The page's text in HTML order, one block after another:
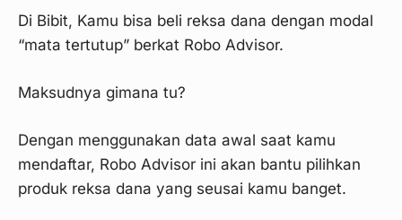
Di Bibit, Kamu bisa beli reksa dana dengan modal
“mata tertutup” berkat Robo Advisor.
Maksudnya gimana tu?
Dengan menggunakan data awal saat kamu
mendaftar, Robo Advisor ini akan bantu pilihkan
produk reksa dana yang seusai kamu banget.